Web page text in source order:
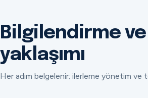
Bilgilendirme
yaklaşımı
Her adım belgelenir; ilerleme yönetim ve